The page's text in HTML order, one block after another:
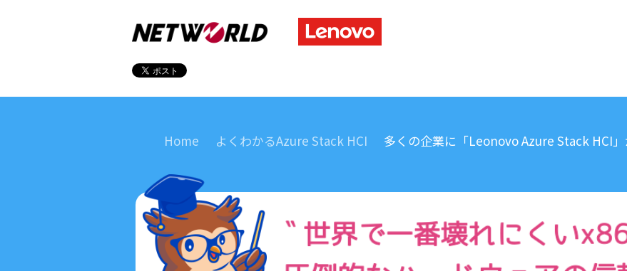
Home よくわかるAzure Stack HCI 多くの企業に「Leonovo Azure Stack HCI」